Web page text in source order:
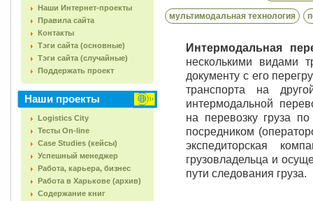
Наши Интернет-проекты
Правила сайта
Контакты
Тэги сайта (основные)
Тэги сайта (случайные)
Поддержать проект
Наши проекты
Logistics City
Тесты On-line
Case Studies (кейсы)
Успешный менеджер
Работа, карьера, бизнес
Работа в Харькове (архив)
Содержание книг
мультимодальная технология
Интермодальная
несколькими видами
документу с его
транспорта на
интермодальной
на перевозку груза
посредником
экспедиторская
грузовладельца и
пути следования груза.